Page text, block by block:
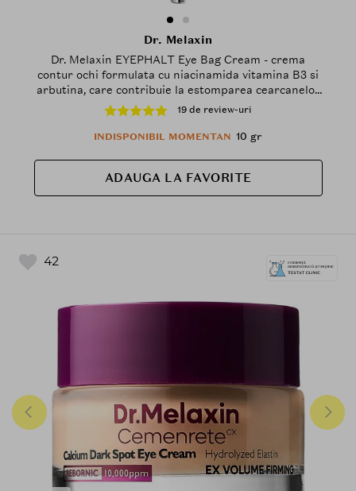
Dr. Melaxin
Dr. Melaxin EYEPHALT Eye Bag Cream - crema
contur ochi formulata cu niacinamida vitamina B3 si
arbutina, care contribuie la estomparea cearcanelor
si la uniformizarea tonului - 10 ml
19 de review-uri
INDISPONIBIL MOMENTAN 10 gr
ADAUGA LA FAVORITE
42